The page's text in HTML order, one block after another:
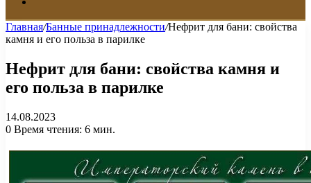
Главная/Банные принадлежности/Нефрит для бани: свойства
камня и его польза в парилке
Нефрит для бани: свойства камня и
его польза в парилке
14.08.2023
0 Время чтения: 6 мин.